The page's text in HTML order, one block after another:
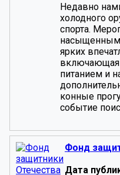
Недавно
холодного
спорта.
насыщенным
ярких
включающая
питанием и
конные
событие
Фонд
Дата